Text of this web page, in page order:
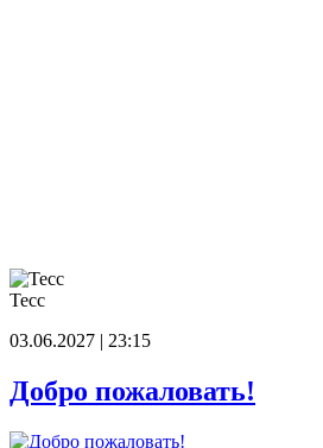
Тесс
03.06.2027 | 23:15
Добро пожаловать!